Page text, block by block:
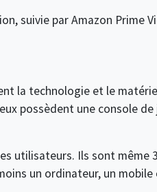
suivie par Amazon Prime
la technologie et le
possèdent une console de
utilisateurs. Ils sont même
un ordinateur, un mobile